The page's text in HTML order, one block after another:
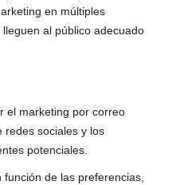
en múltiples
al público adecuado
el marketing por correo
redes sociales y los
potenciales.
de las preferencias,